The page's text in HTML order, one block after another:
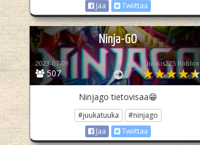
Jaa
Twiittaa
Ninja-GO
507
2023-07-09 Juukis225 Roblox
Ninjago tietovisaa😁
#juukatuuka
#ninjago
Jaa
Twiittaa